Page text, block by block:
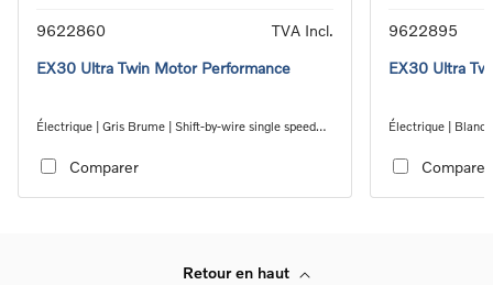
9622860
TVA Incl.
EX30 Ultra Twin Motor Performance
Électrique | Gris Brume | Shift-by-wire single speed
Comparer
9622895
EX30 Ultra
Électrique | Blanc
Comparer
Retour en haut